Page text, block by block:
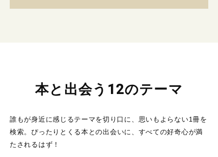
本と出会う12のテーマ
誰もが身近に感じるテーマを切り口に、思いもよらない1冊を
検索。 ぴったりとくる本との出会いに、すべての好奇心が満
たされるはず！